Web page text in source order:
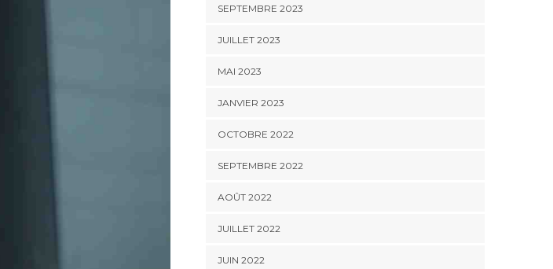
SEPTEMBRE 2023
JUILLET 2023
MAI 2023
JANVIER 2023
OCTOBRE 2022
SEPTEMBRE 2022
AOÛT 2022
JUILLET 2022
JUIN 2022